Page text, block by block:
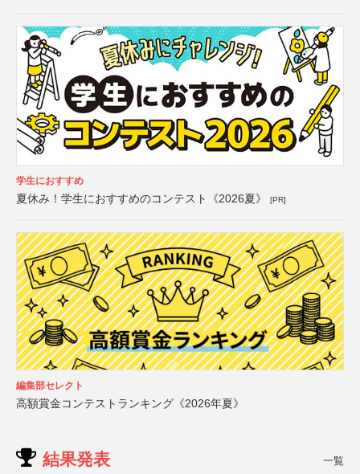
学生におすすめ
夏休み！学生におすすめのコンテスト《2026夏》 [PR]
編集部セレクト
高額賞金コンテストランキング《2026年夏》
結果発表 一覧